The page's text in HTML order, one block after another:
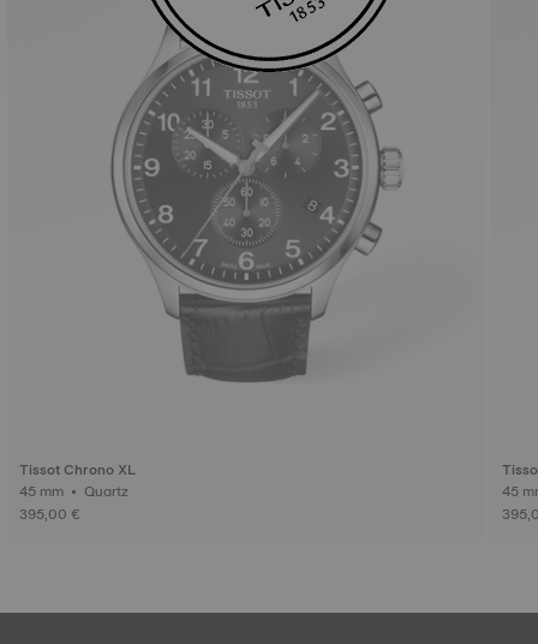
Tissot Chrono XL
45 mm • Quartz
395,00 €